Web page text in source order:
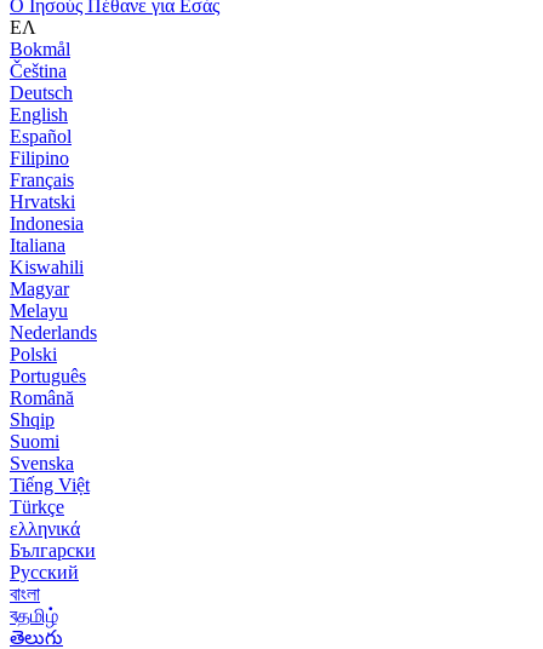
Ο Ιησούς Πέθανε για Εσάς
ΕΛ
Bokmål
Čeština
Deutsch
English
Español
Filipino
Français
Hrvatski
Indonesia
Italiana
Kiswahili
Magyar
Melayu
Nederlands
Polski
Português
Română
Shqip
Suomi
Svenska
Tiếng Việt
Türkçe
ελληνικά
Български
Русский
বাংলা
বதமிழ்
తెలుగు